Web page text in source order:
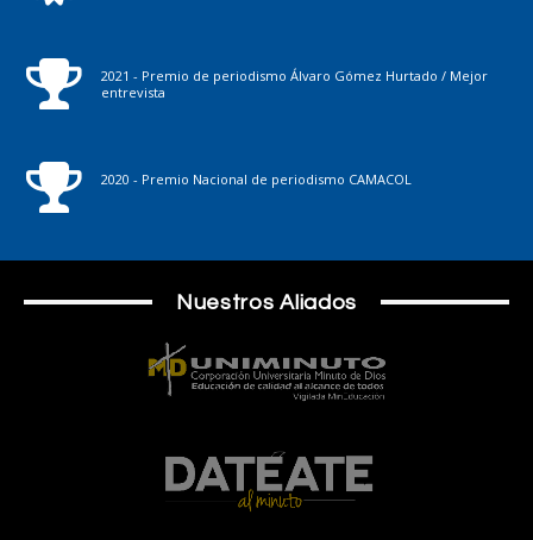
2021 - Premio de periodismo Álvaro Gómez Hurtado / Mejor
entrevista
2020 - Premio Nacional de periodismo CAMACOL
Nuestros Aliados